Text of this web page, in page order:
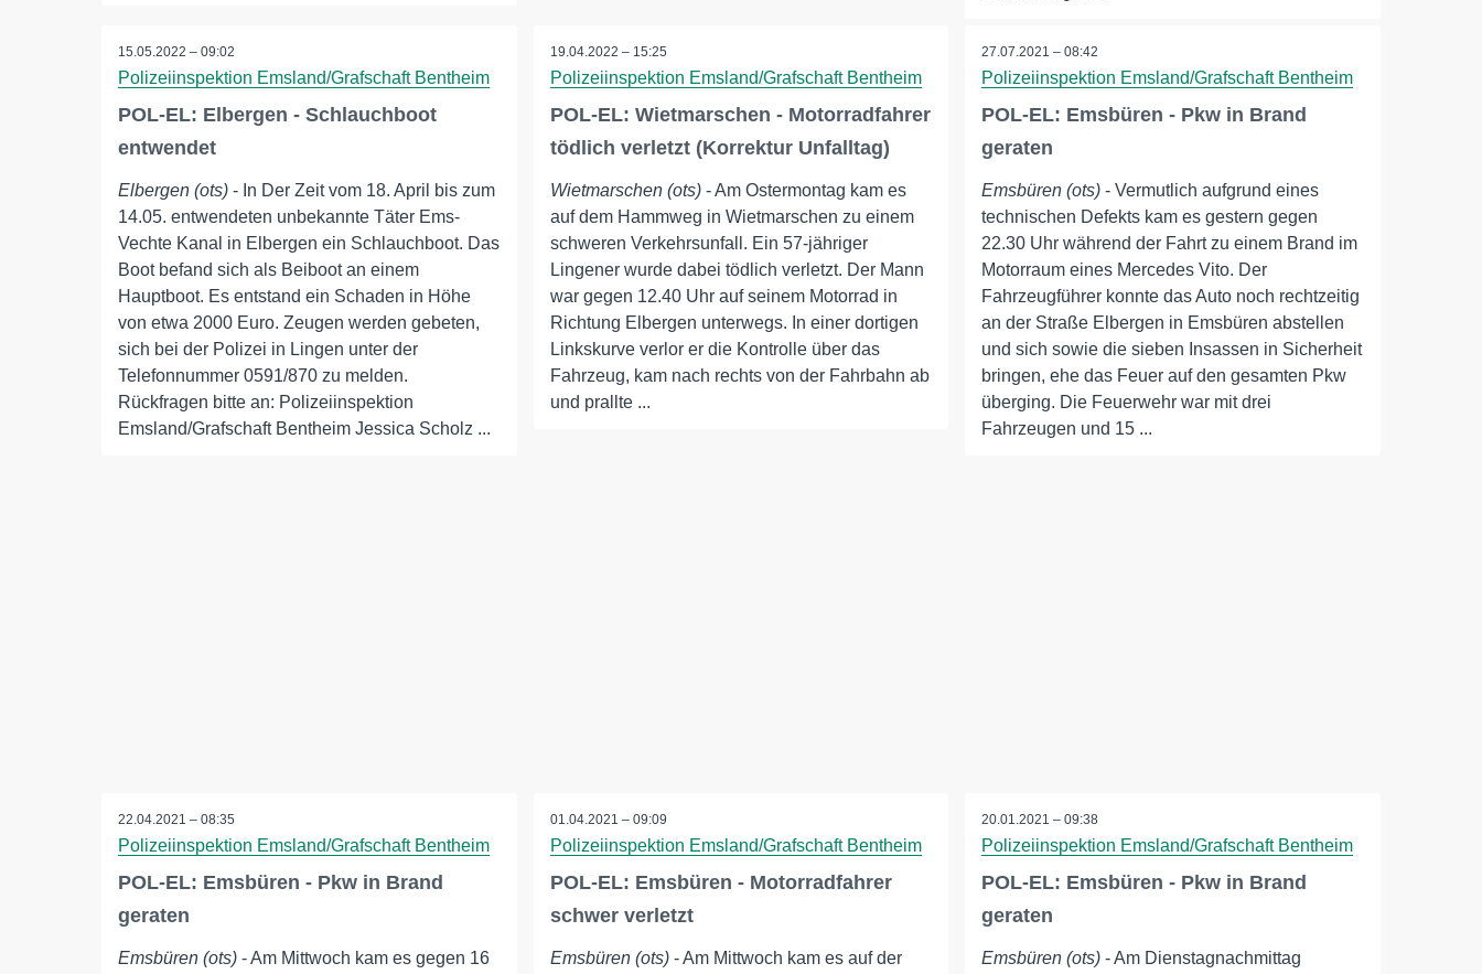
15.05.2022 – 09:02
Polizeiinspektion Emsland/Grafschaft Bentheim
POL-EL: Elbergen - Schlauchboot
entwendet
Elbergen (ots) - In Der Zeit vom 18. April bis zum
14.05. entwendeten unbekannte Täter Ems-
Vechte Kanal in Elbergen ein Schlauchboot. Das
Boot befand sich als Beiboot an einem
Hauptboot. Es entstand ein Schaden in Höhe
von etwa 2000 Euro. Zeugen werden gebeten,
sich bei der Polizei in Lingen unter der
Telefonnummer 0591/870 zu melden.
Rückfragen bitte an: Polizeiinspektion
Emsland/Grafschaft Bentheim Jessica Scholz ...
19.04.2022 – 15:25
Polizeiinspektion Emsland/Grafschaft Bentheim
POL-EL: Wietmarschen - Motorradfahrer
tödlich verletzt (Korrektur Unfalltag)
Wietmarschen (ots)- Am Ostermontag kam es
auf dem Hammweg in Wietmarschen zu einem
schweren Verkehrsunfall. Ein 57-jähriger
Lingener wurde dabei tödlich verletzt. Der Mann
war gegen 12.40 Uhr auf seinem Motorrad in
Richtung Elbergen unterwegs. In einer dortigen
Linkskurve verlor er die Kontrolle über das
Fahrzeug, kam nach rechts von der Fahrbahn ab
und prallte ...
27.07.2021 – 08:42
Polizeiinspektion Emsland/Grafschaft Bentheim
POL-EL: Emsbüren - Pkw in Brand
geraten
Emsbüren (ots) - Vermutlich aufgrund eines
technischen Defekts kam es gestern gegen
22.30 Uhr während der Fahrt zu einem Brand im
Motorraum eines Mercedes Vito. Der
Fahrzeugführer konnte das Auto noch rechtzeitig
an der Straße Elbergen in Emsbüren abstellen
und sich sowie die sieben Insassen in Sicherheit
bringen, ehe das Feuer auf den gesamten Pkw
überging. Die Feuerwehr war mit drei
Fahrzeugen und 15 ...
22.04.2021 – 08:35
Polizeiinspektion Emsland/Grafschaft Bentheim
POL-EL: Emsbüren - Pkw in Brand
geraten
Emsbüren (ots) - Am Mittwoch kam es gegen 16
01.04.2021 – 09:09
Polizeiinspektion Emsland/Grafschaft Bentheim
POL-EL: Emsbüren - Motorradfahrer
schwer verletzt
Emsbüren (ots)- Am Mittwoch kam es auf der
20.01.2021 – 09:38
Polizeiinspektion Emsland/Grafschaft Bentheim
POL-EL: Emsbüren - Pkw in Brand
geraten
Emsbüren (ots) - Am Dienstagnachmittag